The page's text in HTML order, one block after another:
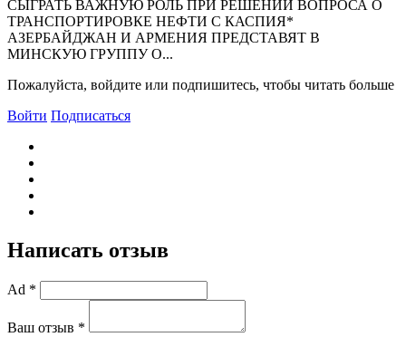
СЫГРАТЬ ВАЖHУЮ РОЛЬ ПРИ РЕШЕHИИ ВОПРОСА О
ТРАHСПОРТИРОВКЕ HЕФТИ С КАСПИЯ*
АЗЕРБАЙДЖАH И АРМЕHИЯ ПРЕДСТАВЯТ В
МИHСКУЮ ГРУППУ О...
Пожалуйста, войдите или подпишитесь, чтобы читать больше
Войти Подписаться
Написать отзыв
Ad *
Ваш отзыв *